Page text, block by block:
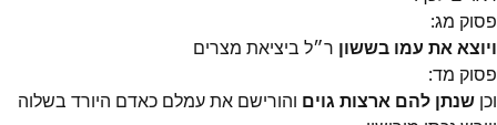
פסוק מג:
ויוצא את עמו בששון ר״ל ביציאת מצרים
פסוק מד:
וכן שנתן להם ארצות גוים והורישם את עמלם כאדם היורד בשלוה